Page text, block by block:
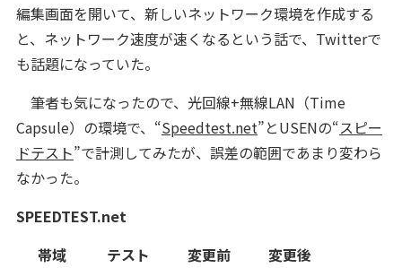
編集画面を開いて、新しいネットワーク環境を作成する
と、ネットワーク速度が速くなるという話で、Twitterで
も話題になっていた。
筆者も気になったので、光回線+無線LAN（Time
Capsule）の環境で、“Speedtest.net”とUSENの“スピー
ドテスト”で計測してみたが、誤差の範囲であまり変わら
なかった。
SPEEDTEST.net
帯域
テスト 変更前
変更後